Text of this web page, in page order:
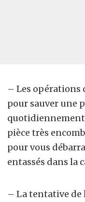
– Les opérations
pour sauver une
pièce très
pour vous
entassés dans la
– La tentative de